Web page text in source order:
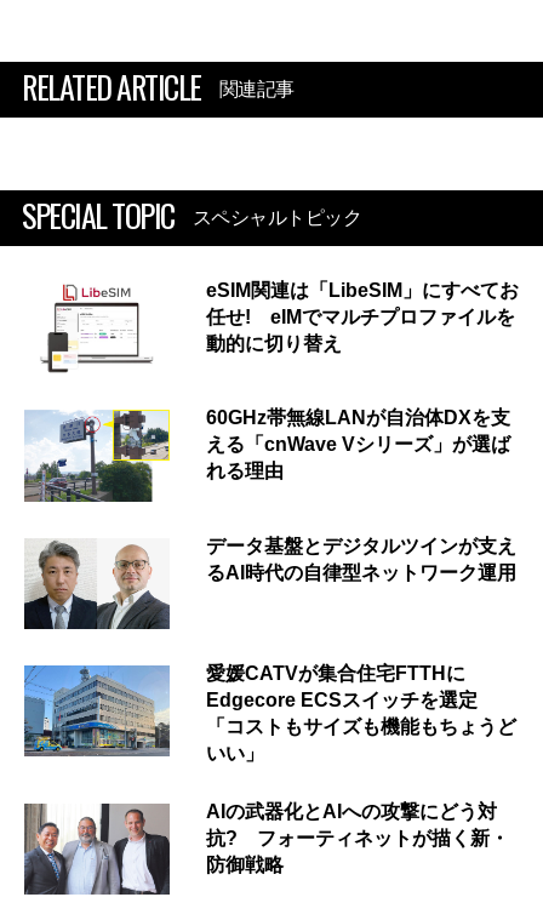
RELATED ARTICLE 関連記事
SPECIAL TOPIC スペシャルトピック
eSIM関連は「LibeSIM」にすべてお
任せ! eIMでマルチプロファイルを
動的に切り替え
60GHz帯無線LANが自治体DXを支
える「cnWave Vシリーズ」が選ば
れる理由
データ基盤とデジタルツインが支え
るAI時代の自律型ネットワーク運用
愛媛CATVが集合住宅FTTHに
Edgecore ECSスイッチを選定
「コストもサイズも機能もちょうど
いい」
AIの武器化とAIへの攻撃にどう対
抗? フォーティネットが描く新・
防御戦略